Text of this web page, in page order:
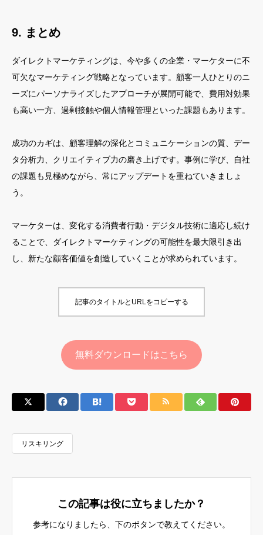
9. まとめ
ダイレクトマーケティングは、今や多くの企業・マーケターに不
可欠なマーケティング戦略となっています。顧客一人ひとりのニ
ーズにパーソナライズしたアプローチが展開可能で、費用対効果
も高い一方、過剰接触や個人情報管理といった課題もあります。
成功のカギは、顧客理解の深化とコミュニケーションの質、デー
タ分析力、クリエイティブ力の磨き上げです。事例に学び、自社
の課題も見極めながら、常にアップデートを重ねていきましょ
う。
マーケターは、変化する消費者行動・デジタル技術に適応し続け
ることで、ダイレクトマーケティングの可能性を最大限引き出
し、新たな顧客価値を創造していくことが求められています。
記事のタイトルとURLをコピーする
無料ダウンロードはこちら
リスキリング
この記事は役に立ちましたか？
参考になりましたら、下のボタンで教えてください。